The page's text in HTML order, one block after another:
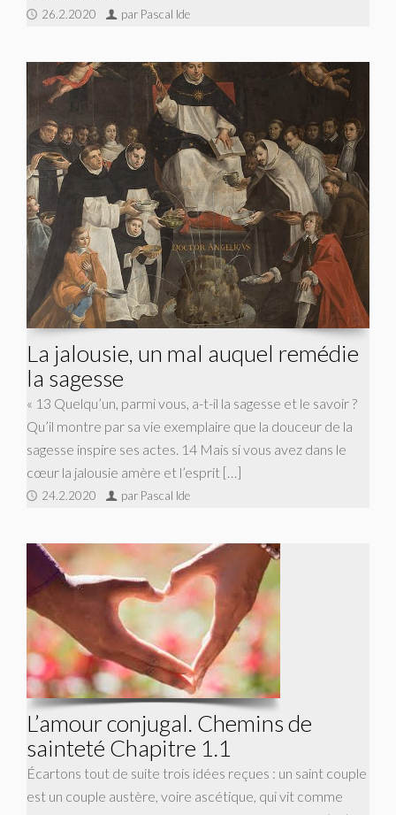
26.2.2020 par Pascal Ide
La jalousie, un mal auquel remédie
la sagesse
« 13 Quelqu’un, parmi vous, a-t-il la sagesse et le savoir ?
Qu’il montre par sa vie exemplaire que la douceur de la
sagesse inspire ses actes. 14 Mais si vous avez dans le
cœur la jalousie amère et l’esprit […]
24.2.2020 par Pascal Ide
L’amour conjugal. Chemins de
sainteté Chapitre 1.1
Écartons tout de suite trois idées reçues : un saint couple
est un couple austère, voire ascétique, qui vit comme